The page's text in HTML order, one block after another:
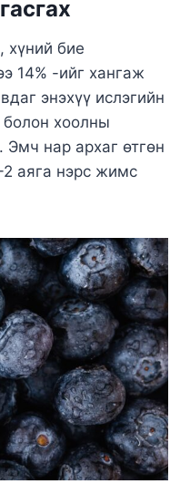
хүний бие
14% -ийг хангаж
энэхүү ислэгийн
болон хоолны
нар архаг өтгөн
2 аяга нэрс жимс